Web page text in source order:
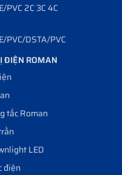
PVC 2C 3C 4C
PVC/DSTA/PVC
ĐIỆN ROMAN
tắc Roman
LED
điện